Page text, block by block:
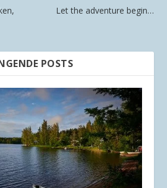
Let the adventure begin…
POSTS